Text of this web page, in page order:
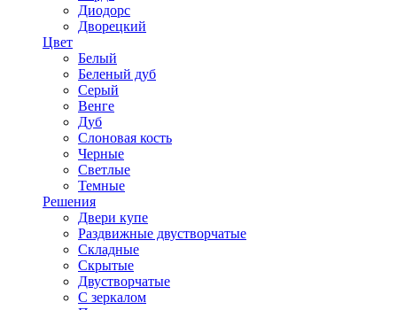
Диодорс
Дворецкий
Цвет
Белый
Беленый дуб
Серый
Венге
Дуб
Слоновая кость
Черные
Светлые
Темные
Решения
Двери купе
Раздвижные двустворчатые
Складные
Скрытые
Двустворчатые
С зеркалом